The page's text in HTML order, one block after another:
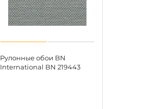
Рулонные обои BN
International BN 219443